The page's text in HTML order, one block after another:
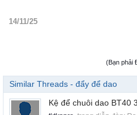
14/11/25
(Bạn phải
Similar Threads - đẩy để dao
Kệ để chuôi dao BT40